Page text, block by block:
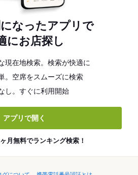
なったアプリで
にお店探し
現在地検索。検索が快適に
。空席をスムーズに検索
し。すぐに利用開始
アプリで開く
月無料でランキング検索！